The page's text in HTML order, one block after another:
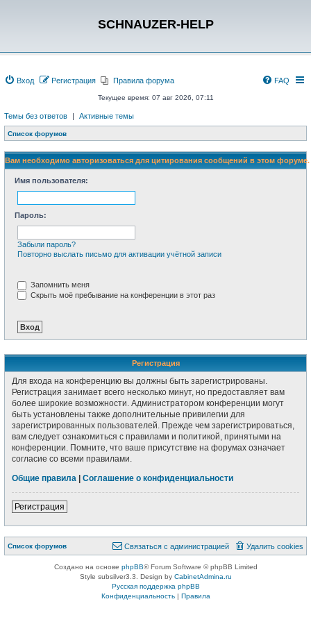
SCHNAUZER-HELP
Вход Регистрация Правила форума FAQ
Текущее время: 07 авг 2026, 07:11
Темы без ответов | Активные темы
Список форумов
Вам необходимо авторизоваться для цитирования сообщений в этом форуме.
Имя пользователя:
Пароль:
Забыли пароль?
Повторно выслать письмо для активации учётной записи
Запомнить меня
Скрыть моё пребывание на конференции в этот раз
Регистрация
Для входа на конференцию вы должны быть зарегистрированы.
Регистрация занимает всего несколько минут, но предоставляет вам
более широкие возможности. Администратором конференции могут
быть установлены также дополнительные привилегии для
зарегистрированных пользователей. Прежде чем зарегистрироваться,
вам следует ознакомиться с правилами и политикой, принятыми на
конференции. Помните, что ваше присутствие на форумах означает
согласие со всеми правилами.
Общие правила
Соглашение о конфиденциальности
Регистрация
Список форумов Удалить cookies
Связаться с администрацией
Создано на основе phpBB® Forum Software © phpBB Limited
Style subsilver3.3. Design by CabinetAdmina.ru
Русская поддержка phpBB
Конфиденциальность| Правила